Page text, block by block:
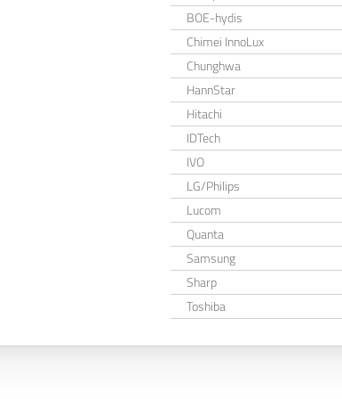
BOE-hydis
Chimei InnoLux
Chunghwa
HannStar
Hitachi
IDTech
IVO
LG/Philips
Lucom
Quanta
Samsung
Sharp
Toshiba